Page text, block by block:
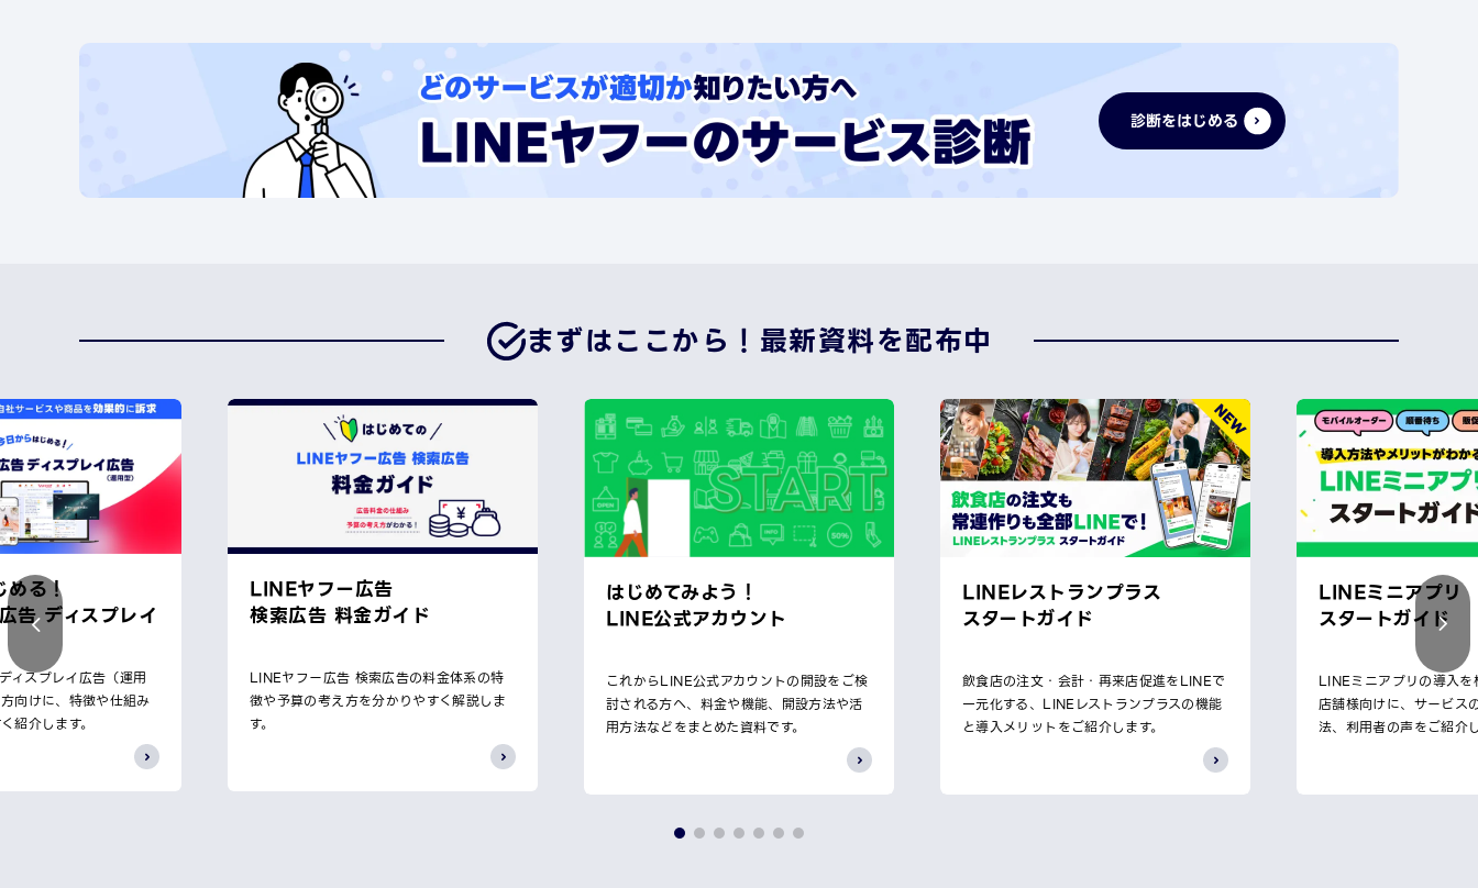
診断をはじめる
まずはここから！ 最新資料を配布中
る！
告 ディスプレイ
ィスプレイ広告（運用
向けに、特徴や仕組み
紹介します。
LINEヤフー広告
検索広告 料金ガイド
LINEヤフー広告 検索広告の料金体系の特
徴や予算の考え方を分かりやすく解説しま
す。
はじめてみよう！
LINE公式アカウント
これからLINE公式アカウントの開設をご検
討される方へ、料金や機能、開設方法や活
用方法などをまとめた資料です。
LINEレストランプラス
スタートガイド
飲食店の注文・会計・再来店促進をLINEで
一元化する、LINEレストランプラスの機能
と導入メリットをご紹介します。
LINEミニアプリ
スタートガイド
LINEミニアプリの導入を
店舗様向けに、サービス
法、利用者の声をご紹介